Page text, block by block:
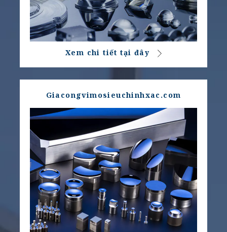
Xem chi tiết tại đây
Giacongvimosieuchinhxac.com